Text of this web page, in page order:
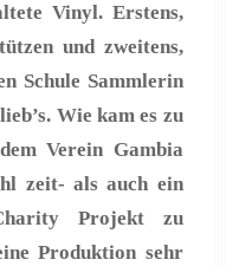
Vinyl. Erstens,
und zweitens,
Schule Sammlerin
Wie kam es zu
Verein Gambia
zeit- als auch ein
Projekt zu
Produktion sehr